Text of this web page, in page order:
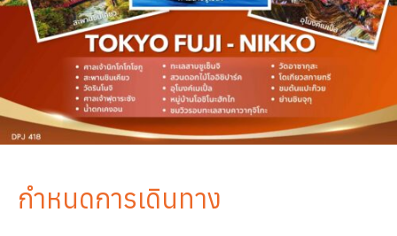
กำหนดการเดินทาง